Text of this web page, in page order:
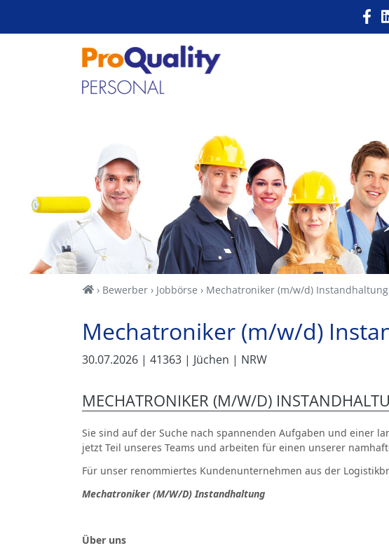
Home
Bewerber Jobbörse Mechatroniker (m/w/d) Instandhaltung
Mechatroniker (m/w/d)
30.07.2026 | 41363 | Jüchen | NRW
MECHATRONIKER (M/W/D)
Sie sind auf der Suche nach spannenden Aufgaben und einer
jetzt Teil unseres Teams und arbeiten für einen unserer
Für unser renommiertes Kundenunternehmen aus der
Mechatroniker (M/W/D) Instandhaltung
Über uns